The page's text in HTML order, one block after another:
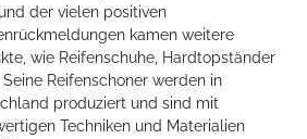
der vielen positiven
kamen weitere
wie Reifenschuhe, Hardtopständer
Seine Reifenschoner werden in
produziert und sind mit
Techniken und Materialien